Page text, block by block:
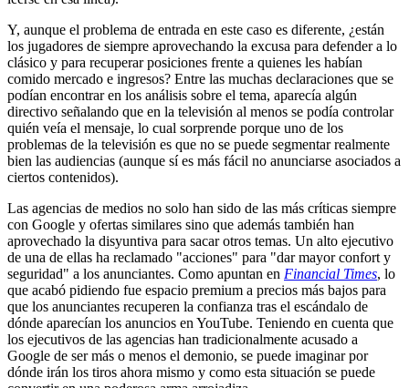
Y, aunque el problema de entrada en este caso es diferente, ¿están
los jugadores de siempre aprovechando la excusa para defender a lo
clásico y para recuperar posiciones frente a quienes les habían
comido mercado e ingresos? Entre las muchas declaraciones que se
podían encontrar en los análisis sobre el tema, aparecía algún
directivo señalando que en la televisión al menos se podía controlar
quién veía el mensaje, lo cual sorprende porque uno de los
problemas de la televisión es que no se puede segmentar realmente
bien las audiencias (aunque sí es más fácil no anunciarse asociados a
ciertos contenidos).
Las agencias de medios no solo han sido de las más críticas siempre
con Google y ofertas similares sino que además también han
aprovechado la disyuntiva para sacar otros temas. Un alto ejecutivo
de una de ellas ha reclamado "acciones" para "dar mayor confort y
seguridad" a los anunciantes. Como apuntan en Financial Times, lo
que acabó pidiendo fue espacio premium a precios más bajos para
que los anunciantes recuperen la confianza tras el escándalo de
dónde aparecían los anuncios en YouTube. Teniendo en cuenta que
los ejecutivos de las agencias han tradicionalmente acusado a
Google de ser más o menos el demonio, se puede imaginar por
dónde irán los tiros ahora mismo y como esta situación se puede